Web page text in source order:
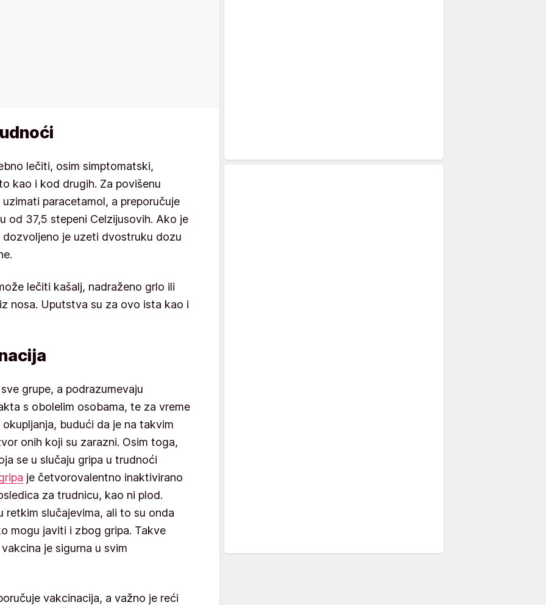
lečiti, osim simptomatski,
kao i kod drugih. Za povišenu
paracetamol, a preporučuje
od 37,5 stepeni Celzijusovih. Ako je
je uzeti dvostruku dozu
lečiti kašalj, nadraženo grlo ili
nosa. Uputstva su za ovo ista kao i
grupe, a podrazumevaju
s obolelim osobama, te za vreme
budući da je na takvim
onih koji su zarazni. Osim toga,
se u slučaju gripa u trudnoći
je četvorovalentno inaktivirano
za trudnicu, kao ni plod.
retkim slučajevima, ali to su onda
mogu javiti i zbog gripa. Takve
je sigurna u svim
vakcinacija, a važno je reći